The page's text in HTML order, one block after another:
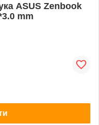
ASUS Zenbook
mm